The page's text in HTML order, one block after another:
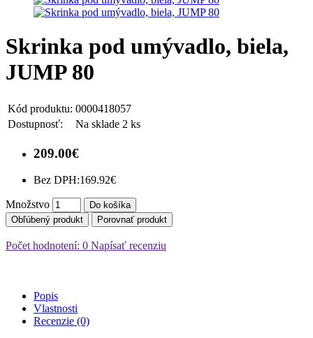
Skrinka pod umývadlo, biela,
JUMP 80
Kód produktu: 0000418057
Dostupnosť:
Na sklade 2 ks
209.00€
Bez DPH:169.92€
Množstvo
Do košíka
Obľúbený produkt
Porovnať produkt
Počet hodnotení: 0 Napísať recenziu
Popis
Vlastnosti
Recenzie (0)